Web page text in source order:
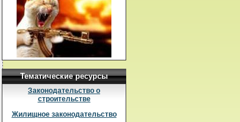
Тематические ресурсы
Законодательство о
строительстве
Жилищное законодательство